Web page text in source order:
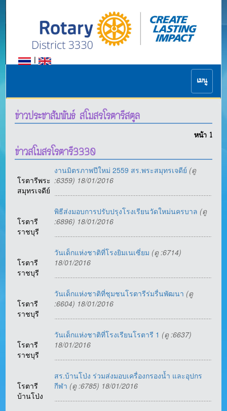
|
เมนู
ข่าวประชาสัมพันธ์ สโมสรโรตารีสตูล
หน้า 1
ข่าวสโมสรโรตารี3330
โรตารีพระ
สมุทรเจดีย์
งานมิตรภาพปีใหม่ 2559 สร.พระสมุทรเจดีย์ (ดู
:6359) 18/01/2016
โรตารี
ราชบุรี
พิธีส่งมอบการปรับปรุงโรงเรียนวัดใหม่นครบาล (ดู
:6896) 18/01/2016
โรตารี
ราชบุรี
วันเด็กแห่งชาติที่โรงยิมเนเซี่ยม (ดู :6714)
18/01/2016
โรตารี
ราชบุรี
วันเด็กแห่งชาติที่ชุมชนโรตารีร่มรื่นพัฒนา (ดู
:6604) 18/01/2016
โรตารี
ราชบุรี
วันเด็กแห่งชาติที่โรงเรียนโรตารี 1 (ดู :6637)
18/01/2016
โรตารี
บ้านโป่ง
สร.บ้านโป่ง ร่วมส่งมอบเครื่องกรองน้ำ และอุปกร
กีฬา (ดู :6785) 18/01/2016